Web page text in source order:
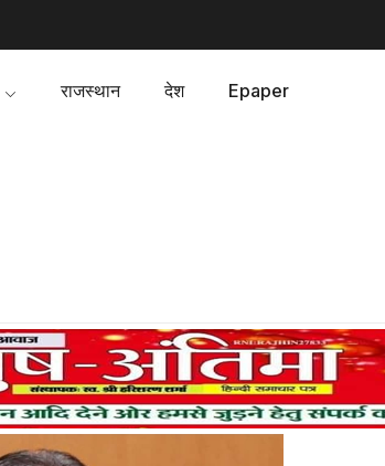
राजस्थान देश Epaper